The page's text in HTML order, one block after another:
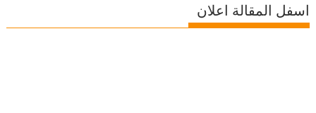
اسفل المقالة اعلان